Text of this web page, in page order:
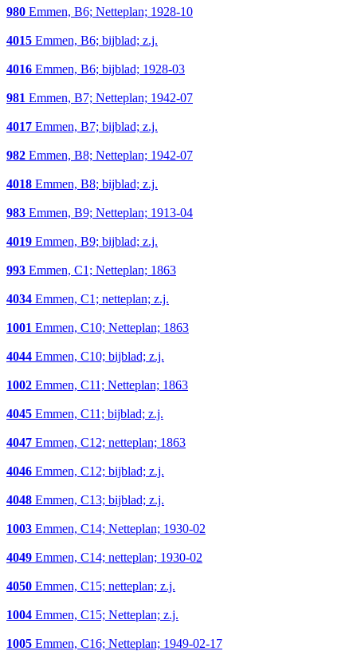
980 Emmen, B6; Netteplan; 1928-10
4015 Emmen, B6; bijblad; z.j.
4016 Emmen, B6; bijblad; 1928-03
981 Emmen, B7; Netteplan; 1942-07
4017 Emmen, B7; bijblad; z.j.
982 Emmen, B8; Netteplan; 1942-07
4018 Emmen, B8; bijblad; z.j.
983 Emmen, B9; Netteplan; 1913-04
4019 Emmen, B9; bijblad; z.j.
993 Emmen, C1; Netteplan; 1863
4034 Emmen, C1; netteplan; z.j.
1001 Emmen, C10; Netteplan; 1863
4044 Emmen, C10; bijblad; z.j.
1002 Emmen, C11; Netteplan; 1863
4045 Emmen, C11; bijblad; z.j.
4047 Emmen, C12; netteplan; 1863
4046 Emmen, C12; bijblad; z.j.
4048 Emmen, C13; bijblad; z.j.
1003 Emmen, C14; Netteplan; 1930-02
4049 Emmen, C14; netteplan; 1930-02
4050 Emmen, C15; netteplan; z.j.
1004 Emmen, C15; Netteplan; z.j.
1005 Emmen, C16; Netteplan; 1949-02-17